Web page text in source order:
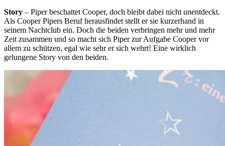
Story – Piper beschattet Cooper, doch bleibt dabei nicht unentdeckt.
Als Cooper Pipers Beruf herausfindet stellt er sie kurzerhand in
seinem Nachtclub ein. Doch die beiden verbringen mehr und mehr
Zeit zusammen und so macht sich Piper zur Aufgabe Cooper vor
allem zu schützen, egal wie sehr er sich wehrt! Eine wirklich
gelungene Story von den beiden.